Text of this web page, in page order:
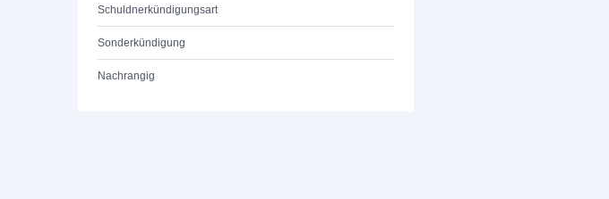
Schuldnerkündigungsart
Sonderkündigung
Nachrangig